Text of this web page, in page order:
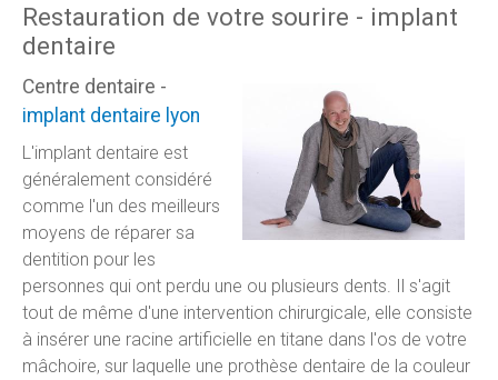
Restauration de votre sourire - implant
dentaire
Centre dentaire -
implant dentaire lyon
L'implant dentaire est
généralement considéré
comme l'un des meilleurs
moyens de réparer sa
dentition pour les
personnes qui ont perdu une ou plusieurs dents. Il s'agit
tout de même d'une intervention chirurgicale, elle consiste
à insérer une racine artificielle en titane dans l'os de votre
mâchoire, sur laquelle une prothèse dentaire de la couleur